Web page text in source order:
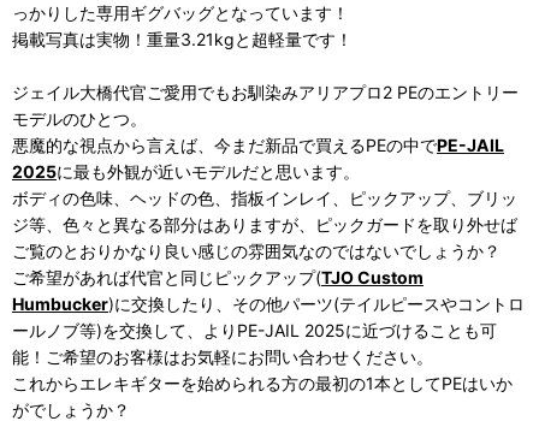
っかりした専用ギグバッグとなっています！
掲載写真は実物！重量3.21kgと超軽量です！
ジェイル大橋代官ご愛用でもお馴染みアリアプロ2 PEのエントリー
モデルのひとつ。
悪魔的な視点から言えば、今まだ新品で買えるPEの中でPE-JAIL
2025に最も外観が近いモデルだと思います。
ボディの色味、ヘッドの色、指板インレイ、ピックアップ、ブリッ
ジ等、色々と異なる部分はありますが、ピックガードを取り外せば
ご覧のとおりかなり良い感じの雰囲気なのではないでしょうか？
ご希望があれば代官と同じピックアップ(TJO Custom
Humbucker)に交換したり、その他パーツ(テイルピースやコントロ
ールノブ等)を交換して、よりPE-JAIL 2025に近づけることも可
能！ご希望のお客様はお気軽にお問い合わせください。
これからエレキギターを始められる方の最初の1本としてPEはいか
がでしょうか？